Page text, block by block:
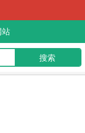
站